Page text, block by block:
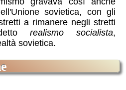
sovietica, con gli
a rimanere negli stretti
realismo socialista,
sovietica.